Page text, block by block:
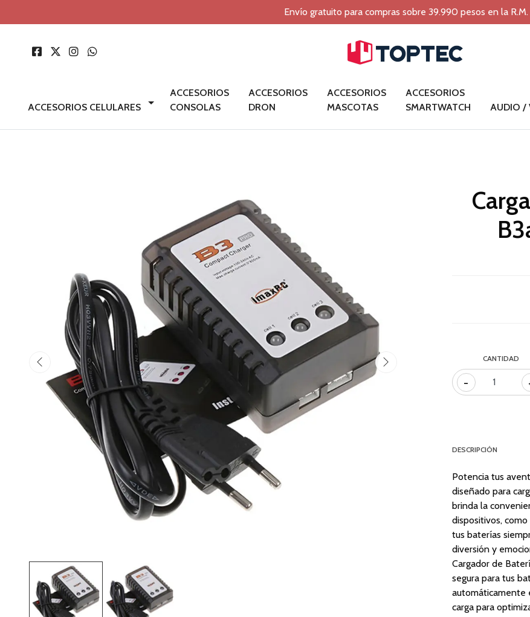
Envío gratuito para compras sobre 39.990 pesos en la R.M.
ACCESORIOS CELULARES
ACCESORIOS
CONSOLAS
ACCESORIOS
DRON
ACCESORIOS
MASCOTAS
ACCESORIOS
SMARTWATCH
AUDIO /
CANTIDAD
-
DESCRIPCIÓN
Potencia tus
diseñado para
brinda la
dispositivos,
tus baterías
diversión y
Cargador de
segura para tus
automáticamente
carga para